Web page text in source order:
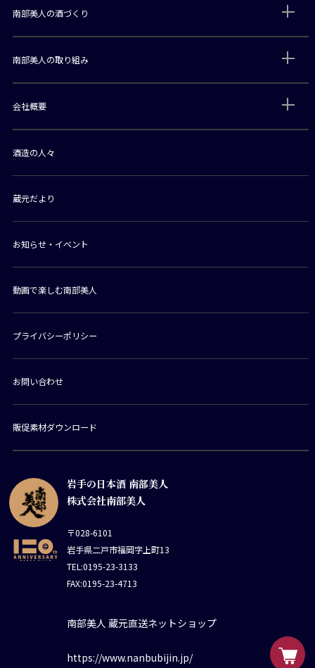
岩手の日本酒 南部美人
株式会社南部美人
〒028-6101
岩手県二戸市福岡字上町13
TEL:0195-23-3133
FAX:0195-23-4713
南部美人 蔵元直送ネットショップ
https://www.nanbubijin.jp/
南部美人の酒づくり
南部美人の取り組み
会社概要
酒造の人々
蔵元だより
お知らせ・イベント
動画で楽しむ南部美人
プライバシーポリシー
お問い合わせ
販促素材ダウンロード